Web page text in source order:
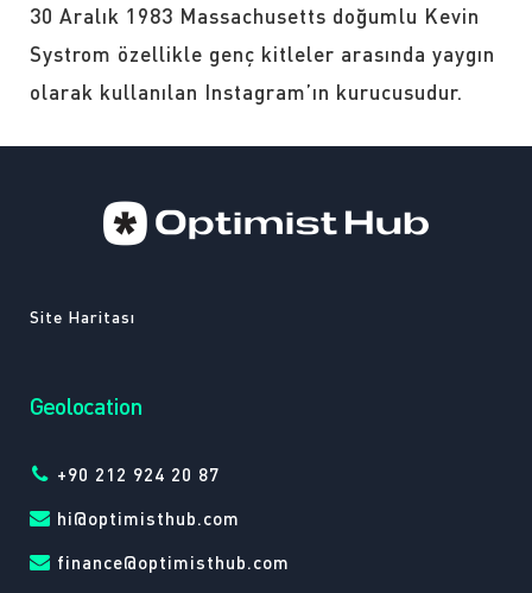
30 Aralık 1983 Massachusetts doğumlu Kevin
Systrom özellikle genç kitleler arasında yaygın
olarak kullanılan Instagram’ın kurucusudur.
Site Haritası
Geolocation
+90 212 924 20 87
hi@optimisthub.com
finance@optimisthub.com